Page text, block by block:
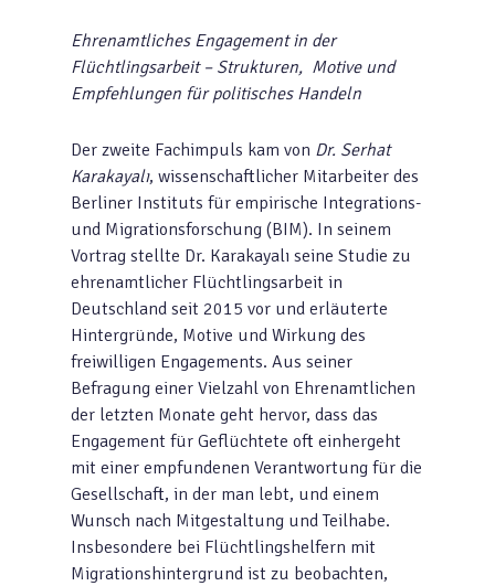
Ehrenamtliches Engagement in der
Flüchtlingsarbeit – Strukturen, Motive und
Empfehlungen für politisches Handeln
Der zweite Fachimpuls kam von Dr. Serhat
Karakayalı, wissenschaftlicher Mitarbeiter des
Berliner Instituts für empirische Integrations-
und Migrationsforschung (BIM). In seinem
Vortrag stellte Dr. Karakayalı seine Studie zu
ehrenamtlicher Flüchtlingsarbeit in
Deutschland seit 2015 vor und erläuterte
Hintergründe, Motive und Wirkung des
freiwilligen Engagements. Aus seiner
Befragung einer Vielzahl von Ehrenamtlichen
der letzten Monate geht hervor, dass das
Engagement für Geflüchtete oft einhergeht
mit einer empfundenen Verantwortung für die
Gesellschaft, in der man lebt, und einem
Wunsch nach Mitgestaltung und Teilhabe.
Insbesondere bei Flüchtlingshelfern mit
Migrationshintergrund ist zu beobachten,